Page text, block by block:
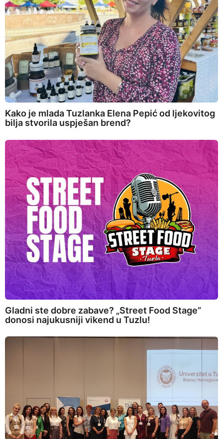
Kako je mlada Tuzlanka Elena Pepić od ljekovitog
bilja stvorila uspješan brend?
Gladni ste dobre zabave? „Street Food Stage”
donosi najukusniji vikend u Tuzlu!